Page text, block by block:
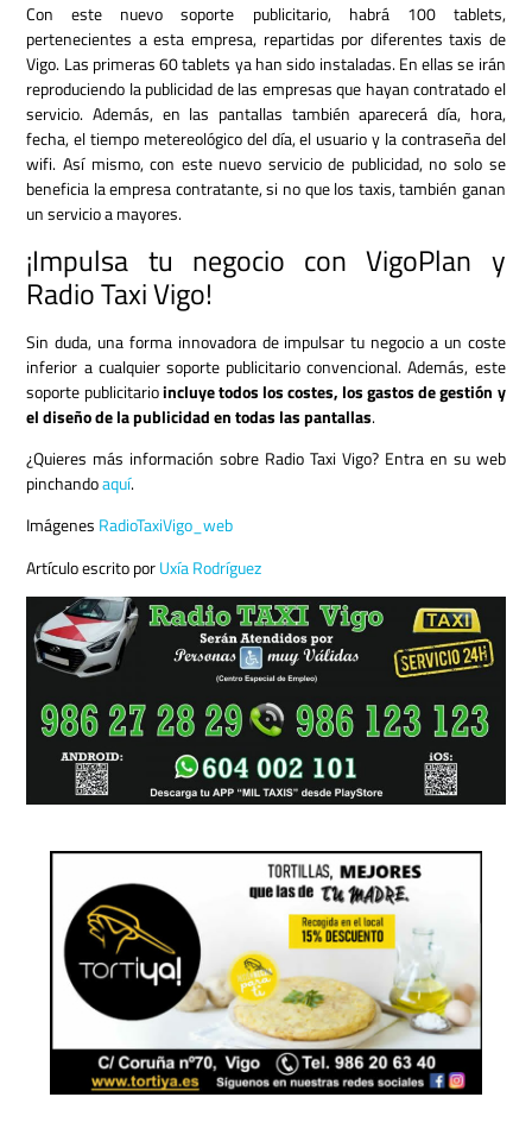
Con este nuevo soporte publicitario, habrá 100 tablets,
pertenecientes a esta empresa, repartidas por diferentes taxis de
Vigo. Las primeras 60 tablets ya han sido instaladas. En ellas se irán
reproduciendo la publicidad de las empresas que hayan contratado el
servicio. Además, en las pantallas también aparecerá día, hora,
fecha, el tiempo metereológico del día, el usuario y la contraseña del
wifi. Así mismo, con este nuevo servicio de publicidad, no solo se
beneficia la empresa contratante, si no que los taxis, también ganan
un servicio a mayores.
¡Impulsa tu negocio con VigoPlan y
Radio Taxi Vigo!
Sin duda, una forma innovadora de impulsar tu negocio a un coste
inferior a cualquier soporte publicitario convencional. Además, este
soporte publicitarioincluye todos los costes, los gastos de gestión y
el diseño de la publicidad en todas las pantallas.
¿Quieres más información sobre Radio Taxi Vigo? Entra en su web
pinchandoaquí.
Imágenes RadioTaxiVigo_web
Artículo escrito porUxía Rodríguez